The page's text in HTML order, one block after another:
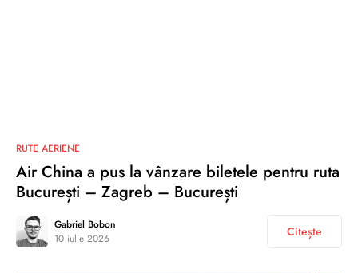
RUTE AERIENE
Air China a pus la vânzare biletele pentru ruta
București – Zagreb – București
Gabriel Bobon
10 iulie 2026
Citește